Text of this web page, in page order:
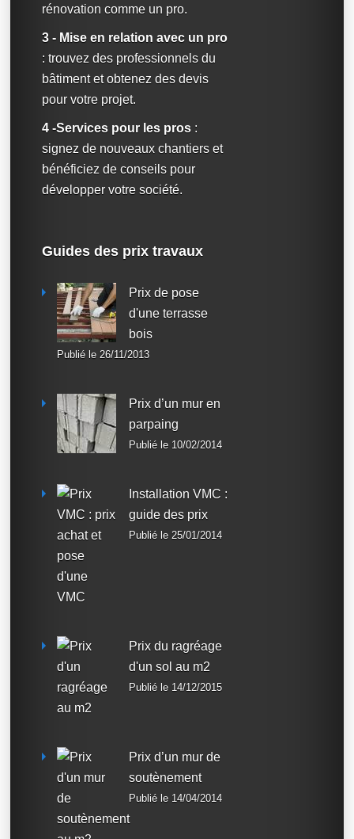
rénovation comme un pro.
3 - Mise en relation avec un pro
: trouvez des professionnels du
bâtiment et obtenez des devis
pour votre projet.
4 -Services pour les pros :
signez de nouveaux chantiers et
bénéficiez de conseils pour
développer votre société.
Guides des prix travaux
Prix de pose
d'une terrasse
bois
Publié le 26/11/2013
Prix d’un mur en
parpaing
Publié le 10/02/2014
Installation VMC :
guide des prix
Publié le 25/01/2014
Prix du ragréage
d'un sol au m2
Publié le 14/12/2015
Prix d’un mur de
soutènement
Publié le 14/04/2014